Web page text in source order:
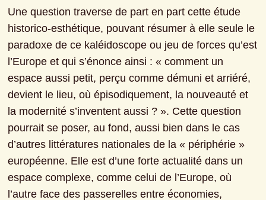
Une question traverse de part en part cette étude
historico-esthétique, pouvant résumer à elle seule le
paradoxe de ce kaléidoscope ou jeu de forces qu’est
l’Europe et qui s’énonce ainsi : « comment un
espace aussi petit, perçu comme démuni et arriéré,
devient le lieu, où épisodiquement, la nouveauté et
la modernité s’inventent aussi ? ». Cette question
pourrait se poser, au fond, aussi bien dans le cas
d’autres littératures nationales de la « périphérie »
européenne. Elle est d’une forte actualité dans un
espace complexe, comme celui de l’Europe, où
l’autre face des passerelles entre économies,